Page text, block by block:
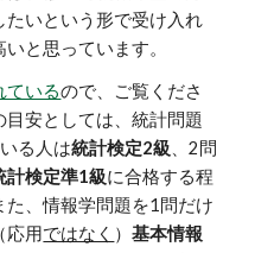
いという形で受け入れ
と思っています。
ているので、ご覧くださ
安としては、統計問題
る人は統計検定2級 、2問
計検定準1級に合格する程
た、情報学問題を1問だけ
応用ではなく ）基本情報